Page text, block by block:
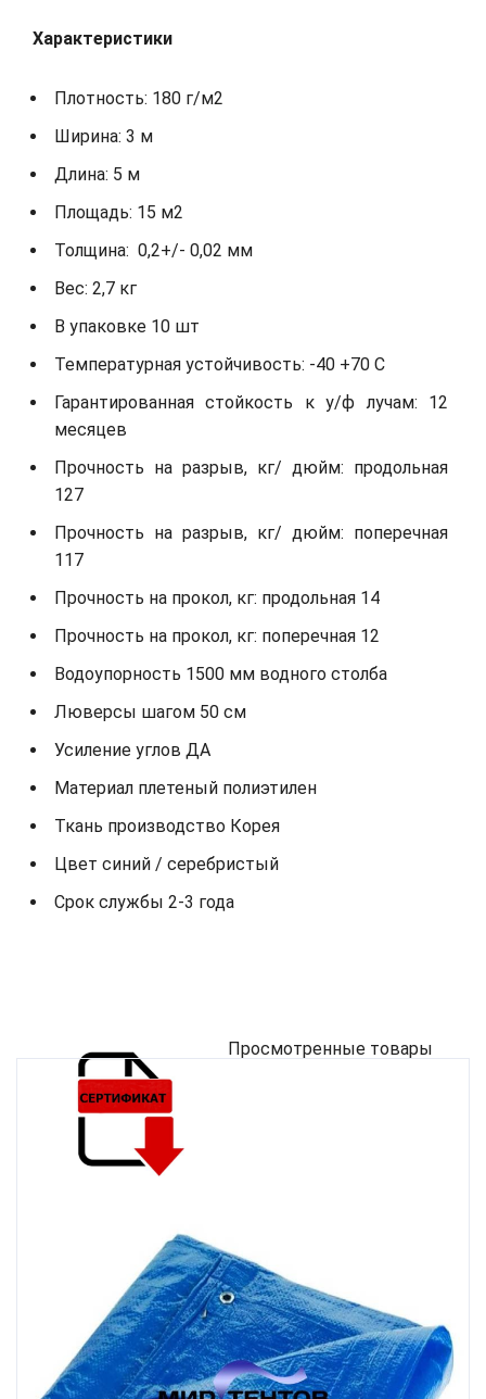
Характеристики
Плотность: 180 г/м2
Ширина: 3 м
Длина: 5 м
Площадь: 15 м2
Толщина: 0,2+/- 0,02 мм
Вес: 2,7 кг
В упаковке 10 шт
Температурная устойчивость: -40 +70 С
Гарантированная стойкость к у/ф лучам: 12
месяцев
Прочность на разрыв, кг/ дюйм: продольная
127
Прочность на разрыв, кг/ дюйм: поперечная
117
Прочность на прокол, кг: продольная 14
Прочность на прокол, кг: поперечная 12
Водоупорность 1500 мм водного столба
Люверсы шагом 50 см
Усиление углов ДА
Материал плетеный полиэтилен
Ткань производство Корея
Цвет синий / серебристый
Срок службы 2-3 года
Просмотренные товары